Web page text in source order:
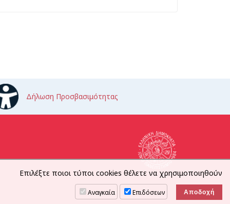
Δήλωση Προσβασιμότητας
Επιλέξτε ποιοι τύποι cookies θέλετε να χρησιμοποιηθούν
Αναγκαία Επιδόσεων